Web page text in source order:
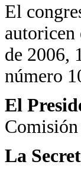
El
autoricen
de 2006,
número
El
Comisión
La